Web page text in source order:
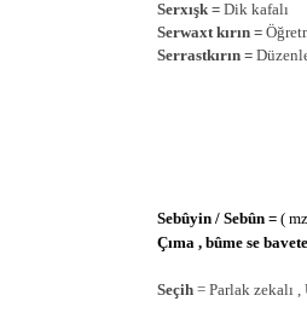
Serxışk =Dik kafalı
Serwaxt kırın =
Serrastkırın =
Sebûyin / Sebûn = (
Çıma , bûme se
Seçih= Parlak zekalı ,